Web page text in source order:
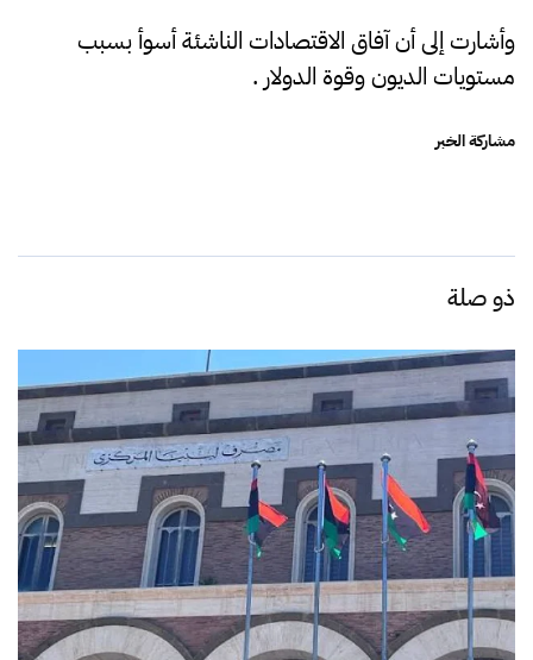
وأشارت إلى أن آفاق الاقتصادات الناشئة أسوأ بسبب
مستويات الديون وقوة الدولار .
مشاركة الخبر
ذو صلة